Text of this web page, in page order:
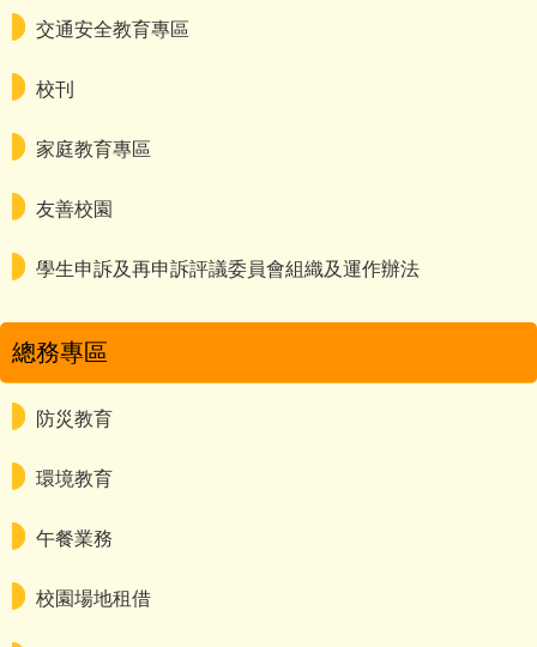
交通安全教育專區
校刊
家庭教育專區
友善校園
學生申訴及再申訴評議委員會組織及運作辦法
總務專區
防災教育
環境教育
午餐業務
校園場地租借